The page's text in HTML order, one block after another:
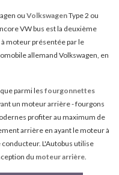
ou VolkswagenType 2 ou
VW bus est la deuxième
moteur présentée par le
allemand Volkswagen, en
parmi les fourgonnettes
un moteur arrière - fourgons
profiter au maximum de
arrière en ayant le moteur à
conducteur. L'Autobus utilise
du moteur arrière.